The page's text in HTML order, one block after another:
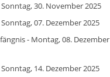
30. November 2025
07. Dezember 2025
- Montag, 08. Dezember
14. Dezember 2025